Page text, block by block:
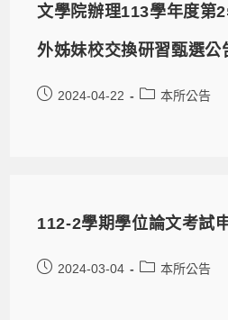
文學院辦理113學年度第
外姊妹校交換研習甄選公
2024-04-22 本所公告
112-2學期學位論文考試
2024-03-04 本所公告